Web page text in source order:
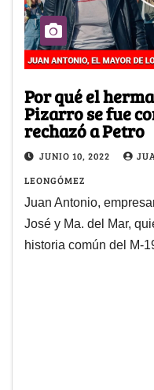
Por qué el
Pizarro se fue
rechazó a Petro
JUNIO 10, 2022
LEONGÓMEZ
Juan Antonio,
José y Ma. del Mar,
historia común del M-